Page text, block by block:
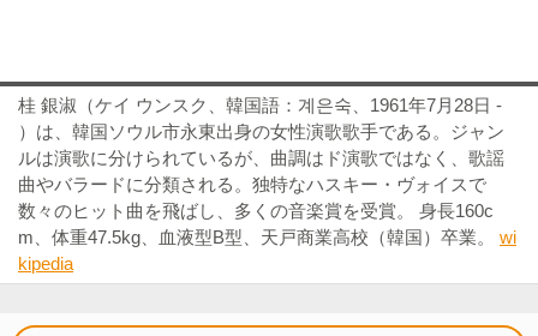
桂 銀淑（ケイ ウンスク、韓国語：계은숙、1961年7月28日 -
）は、韓国ソウル市永東出身の女性演歌歌手である。ジャン
ルは演歌に分けられているが、曲調はド演歌ではなく、歌謡
曲やバラードに分類される。独特なハスキー・ヴォイスで
数々のヒット曲を飛ばし、多くの音楽賞を受賞。 身長160c
m、体重47.5kg、血液型B型、天戸商業高校（韓国）卒業。 wi
kipedia